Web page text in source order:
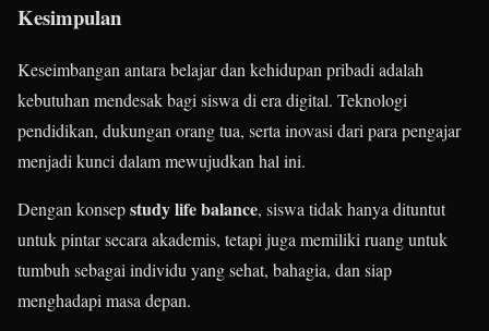
Kesimpulan
Keseimbangan antara belajar dan kehidupan pribadi adalah
kebutuhan mendesak bagi siswa di era digital. Teknologi
pendidikan, dukungan orang tua, serta inovasi dari para pengajar
menjadi kunci dalam mewujudkan hal ini.
Dengan konsepstudy life balance, siswa tidak hanya dituntut
untuk pintar secara akademis, tetapi juga memiliki ruang untuk
tumbuh sebagai individu yang sehat, bahagia, dan siap
menghadapi masa depan.